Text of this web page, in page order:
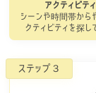
アクティビテ
シーンや時間帯から
クティビティを探し